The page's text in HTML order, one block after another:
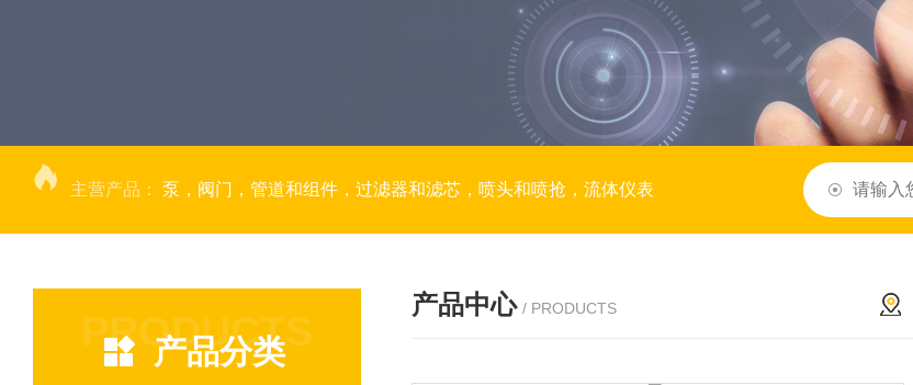
主营产品： 泵，阀门，管道和组件，过滤器和滤芯，喷头和喷抢，流体仪表
PRODUCTS
产品分类
产品中心 / PRODUCTS